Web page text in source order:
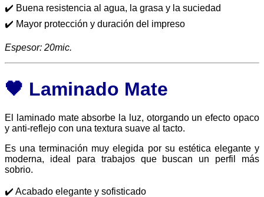
✔️ Buena resistencia al agua, la grasa y la suciedad
✔️ Mayor protección y duración del impreso
Espesor: 20mic.
🖤 Laminado Mate
El laminado mate absorbe la luz, otorgando un efecto opaco
y anti-reflejo con una textura suave al tacto.
Es una terminación muy elegida por su estética elegante y
moderna, ideal para trabajos que buscan un perfil más
sobrio.
✔️ Acabado elegante y sofisticado